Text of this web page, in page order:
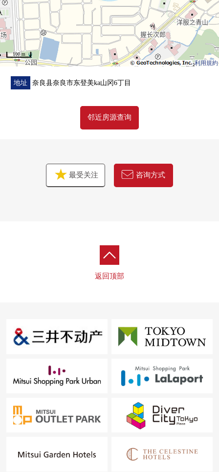
利用規約
100 m
地址 奈良县奈良市东登美ka山冈6丁目
邻近房源查询
最受关注 咨询方式
返回顶部